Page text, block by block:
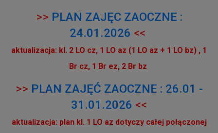
>> PLAN ZAJĘC ZAOCZNE :
24.01.2026 <<
aktualizacja: kl. 2 LO cz, 1 LO az (1 LO az + 1 LO bz) , 1
Br cz, 1 Br ez, 2 Br bz
>> PLAN ZAJĘĆ ZAOCZNE : 26.01 -
31.01.2026 <<
aktualizacja: plan kl. 1 LO az dotyczy całej połączonej